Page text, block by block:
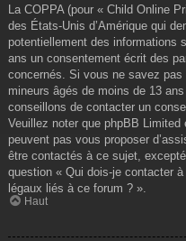
La COPPA (pour « Child Online
des États-Unis d’Amérique qui
potentiellement des informations
ans un consentement écrit des
concernés. Si vous ne savez pas
mineurs âgés de moins de 13
conseillons de contacter un
Veuillez noter que phpBB
peuvent pas vous proposer
être contactés à ce sujet,
question « Qui dois-je contacter à
légaux liés à ce forum ? ».
Haut